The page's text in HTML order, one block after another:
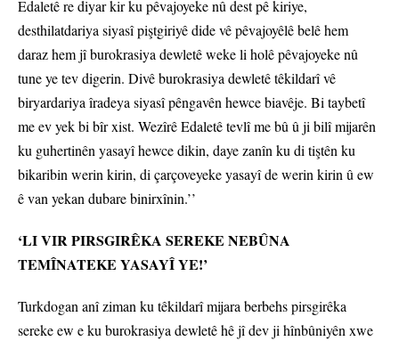
Edaletê re diyar kir ku pêvajoyeke nû dest pê kiriye,
desthilatdariya siyasî piştgiriyê dide vê pêvajoyêlê belê hem
daraz hem jî burokrasiya dewletê weke li holê pêvajoyeke nû
tune ye tev digerin. Divê burokrasiya dewletê têkildarî vê
biryardariya îradeya siyasî pêngavên hewce biavêje. Bi taybetî
me ev yek bi bîr xist. Wezîrê Edaletê tevlî me bû û ji bilî mijarên
ku guhertinên yasayî hewce dikin, daye zanîn ku di tiştên ku
bikaribin werin kirin, di çarçoveyeke yasayî de werin kirin û ew
ê van yekan dubare binirxînin.’’
‘LI VIR PIRSGIRÊKA SEREKE NEBÛNA
TEMÎNATEKE YASAYÎ YE!’
Turkdogan anî ziman ku têkildarî mijara berbehs pirsgirêka
sereke ew e ku burokrasiya dewletê hê jî dev ji hînbûniyên xwe